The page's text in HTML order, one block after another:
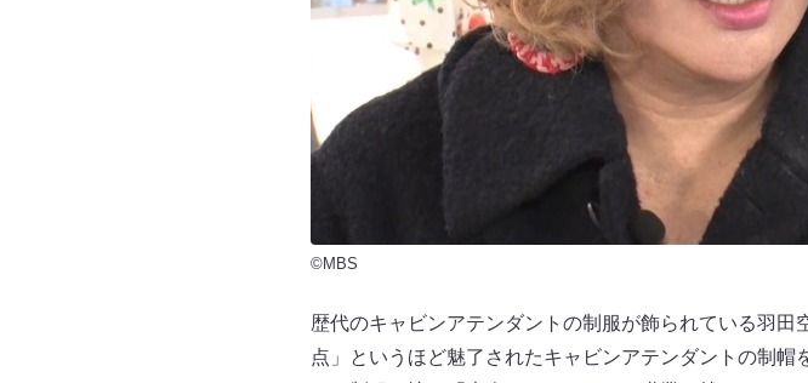
©MBS
歴代のキャビンアテンダントの制服が飾られている羽
点」というほど魅了されたキャビンアテンダントの制